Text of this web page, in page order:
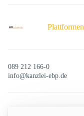
Plattformen
089 212 166-0
info@kanzlei-ebp.de